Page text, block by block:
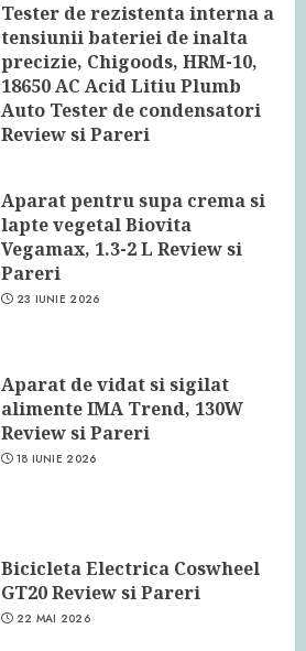
Tester de rezistenta interna a
tensiunii bateriei de inalta
precizie, Chigoods, HRM-10,
18650 AC Acid Litiu Plumb
Auto Tester de condensatori
Review si Pareri
Aparat pentru supa crema si
lapte vegetal Biovita
Vegamax, 1.3-2 L Review si
Pareri
23 IUNIE 2026
Aparat de vidat si sigilat
alimente IMA Trend, 130W
Review si Pareri
18 IUNIE 2026
Bicicleta Electrica Coswheel
GT20 Review si Pareri
22 MAI 2026